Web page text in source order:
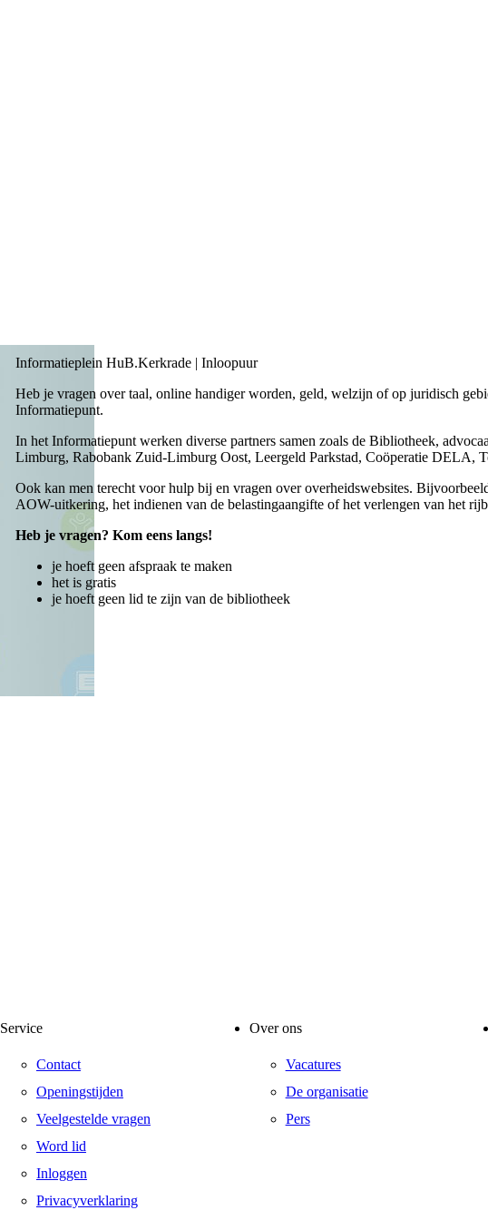
Informatieplein HuB.Kerkrade | Inloopuur
Heb je vragen over taal, online handiger worden, geld, welzijn of op juridisch
Informatiepunt.
In het Informatiepunt werken diverse partners samen zoals de Bibliotheek,
Limburg, Rabobank Zuid-Limburg Oost, Leergeld Parkstad, Coöperatie DELA,
Ook kan men terecht voor hulp bij en vragen over overheidswebsites.
AOW-uitkering, het indienen van de belastingaangifte of het verlengen van het
Heb je vragen? Kom eens langs!
je hoeft geen afspraak te maken
het is gratis
je hoeft geen lid te zijn van de bibliotheek
Service
Contact
Openingstijden
Veelgestelde vragen
Word lid
Inloggen
Privacyverklaring
Over ons
Vacatures
De organisatie
Pers